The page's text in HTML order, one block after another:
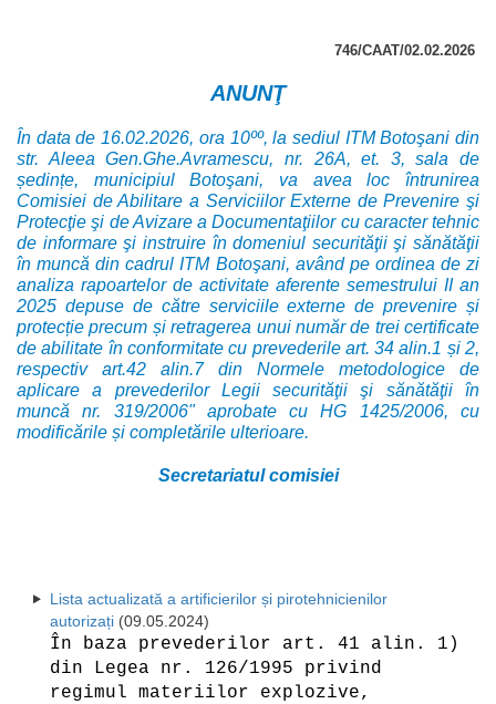
746/CAAT/02.02.2026
ANUNŢ
În data de 16.02.2026, ora 10ºº, la sediul ITM Botoşani din
str. Aleea Gen.Ghe.Avramescu, nr. 26A, et. 3, sala de
ședințe, municipiul Botoşani, va avea loc întrunirea
Comisiei de Abilitare a Serviciilor Externe de Prevenire şi
Protecţie şi de Avizare a Documentaţiilor cu caracter tehnic
de informare şi instruire în domeniul securităţii şi sănătăţii
în muncă din cadrul ITM Botoşani, având pe ordinea de zi
analiza rapoartelor de activitate aferente semestrului II an
2025 depuse de către serviciile externe de prevenire și
protecție precum și retragerea unui număr de trei certificate
de abilitate în conformitate cu prevederile art. 34 alin.1 și 2,
respectiv art.42 alin.7 din Normele metodologice de
aplicare a prevederilor Legii securităţii şi sănătăţii în
muncă nr. 319/2006" aprobate cu HG 1425/2006, cu
modificările și completările ulterioare.
Secretariatul comisiei
Lista actualizată a artificierilor și pirotehnicienilor
autorizați (09.05.2024)
În baza prevederilor art. 41 alin. 1)
din Legea nr. 126/1995 privind
regimul materiilor explozive,